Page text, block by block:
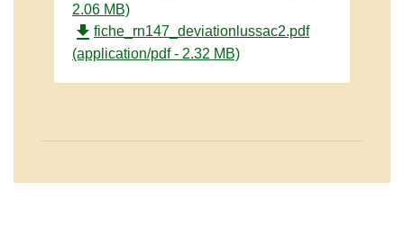
2.06 MB)
file_download fiche_rn147_deviationlussac2.pdf
(application/pdf - 2.32 MB)